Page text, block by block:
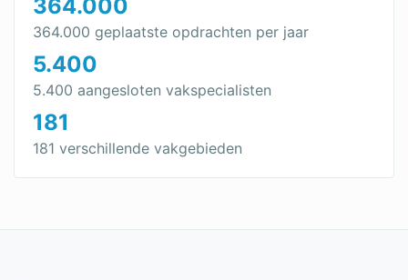
364.000
364.000 geplaatste opdrachten per jaar
5.400
5.400 aangesloten vakspecialisten
181
181 verschillende vakgebieden